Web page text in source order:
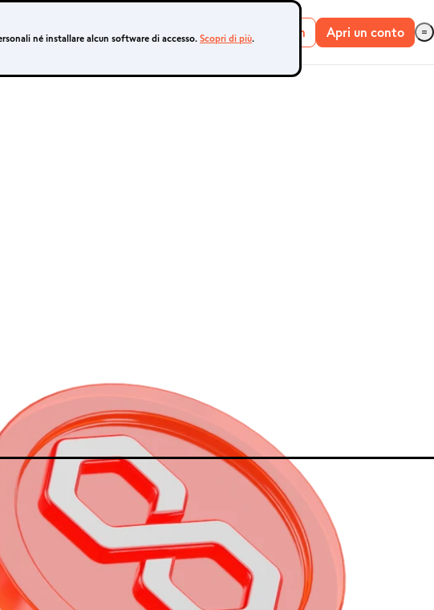
né installare alcun software di accesso. Scopri di più. Login Apri un conto